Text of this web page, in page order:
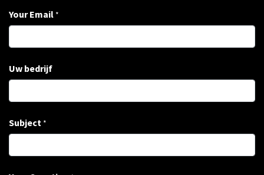
Your Email *
Uw bedrijf
Subject *